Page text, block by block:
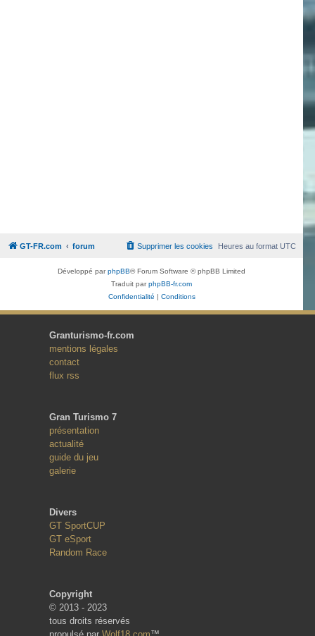
GT-FR.com forum Heures au formatUTC
Supprimer les cookies
Développé parphpBB® Forum Software © phpBB Limited
Traduit parphpBB-fr.com
Confidentialité | Conditions
Granturismo-fr.com
mentions légales
contact
flux rss
Gran Turismo 7
présentation
actualité
guide du jeu
galerie
Divers
GT SportCUP
GT eSport
Random Race
Copyright
© 2013 - 2023
tous droits réservés